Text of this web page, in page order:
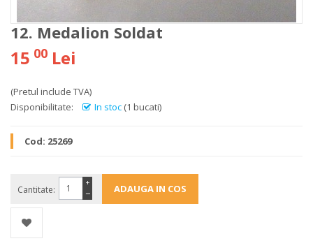
12. Medalion Soldat
15 00 Lei
(Pretul include TVA)
Disponibilitate:
In stoc (1 bucati)
Cod: 25269
Cantitate: −
+